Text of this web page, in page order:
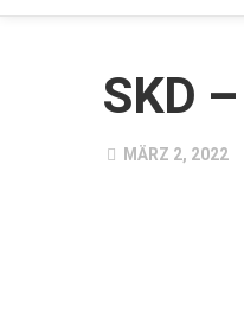
SKD
MÄRZ 2, 2022